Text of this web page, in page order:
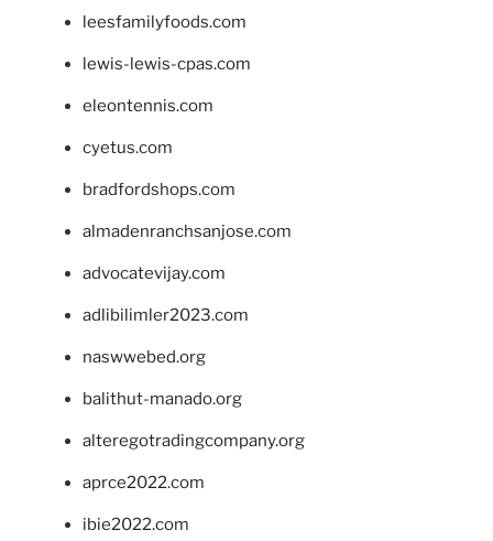
leesfamilyfoods.com
lewis-lewis-cpas.com
eleontennis.com
cyetus.com
bradfordshops.com
almadenranchsanjose.com
advocatevijay.com
adlibilimler2023.com
naswwebed.org
balithut-manado.org
alteregotradingcompany.org
aprce2022.com
ibie2022.com